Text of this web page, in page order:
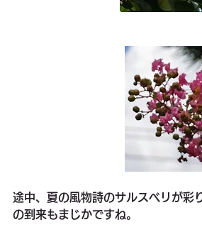
途中、夏の風物詩のサルスベリが彩
の到来もまじかですね。